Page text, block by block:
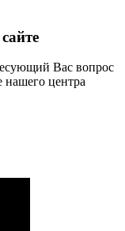
Вас вопрос
нашего центра